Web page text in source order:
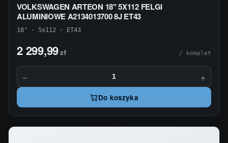
VOLKSWAGEN ARTEON 18" 5X112 FELGI
ALUMINIOWE A2134013700 8J ET43
18" · 5x112 · ET43
2 299,99zł / komplet
− +
Do koszyka